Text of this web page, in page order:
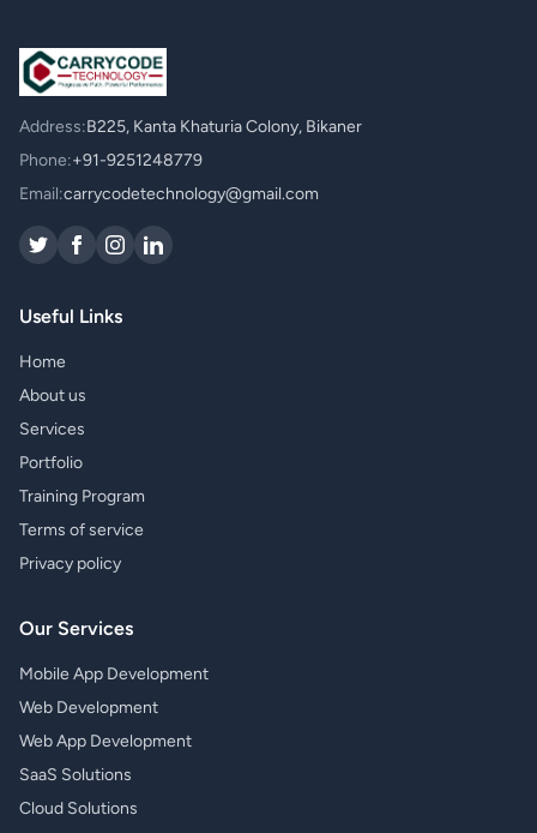
Address:B225, Kanta Khaturia Colony, Bikaner
Phone:+91-9251248779
Email:carrycodetechnology@gmail.com
Useful Links
Home
About us
Services
Portfolio
Training Program
Terms of service
Privacy policy
Our Services
Mobile App Development
Web Development
Web App Development
SaaS Solutions
Cloud Solutions